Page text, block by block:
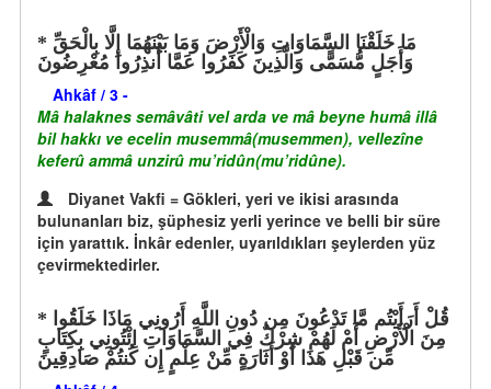
وَأَجَلٍ مُّسَمًّى وَالَّذِينَ كَفَرُوا عَمَّا أُنذِرُوا مُعْرِضُونَ
Ahkâf / 3 -
Mâ halaknes semâvâti vel arda ve mâ beyne humâ illâ
bil hakkı ve ecelin musemmâ(musemmen), vellezîne
keferû ammâ unzirû mu’ridûn(mu’ridûne).
Diyanet Vakfi = Gökleri, yeri ve ikisi arasında
bulunanları biz, şüphesiz yerli yerince ve belli bir süre
için yarattık. İnkâr edenler, uyarıldıkları şeylerden yüz
çevirmektedirler.
مِنَ الْأَرْضِ أَمْ لَهُمْ شِرْكٌ فِي السَّمَاوَاتِ اِئْتُونِي بِكِتَابٍ
مِّن قَبْلِ هَذَا أَوْ أَثَارَةٍ مِّنْ عِلْمٍ إِن كُنتُمْ صَادِقِينَ